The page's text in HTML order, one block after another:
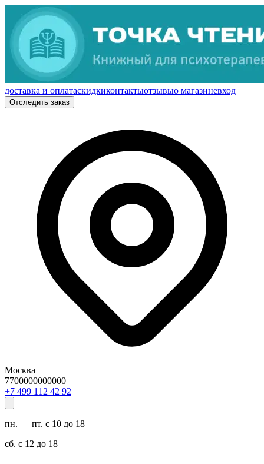
доставка и оплатаскидкиконтактыотзывыо магазиневход
Отследить заказ
Москва
7700000000000
29 24 211 994 7+
пн. — пт. с 10 до 18
сб. с 12 до 18